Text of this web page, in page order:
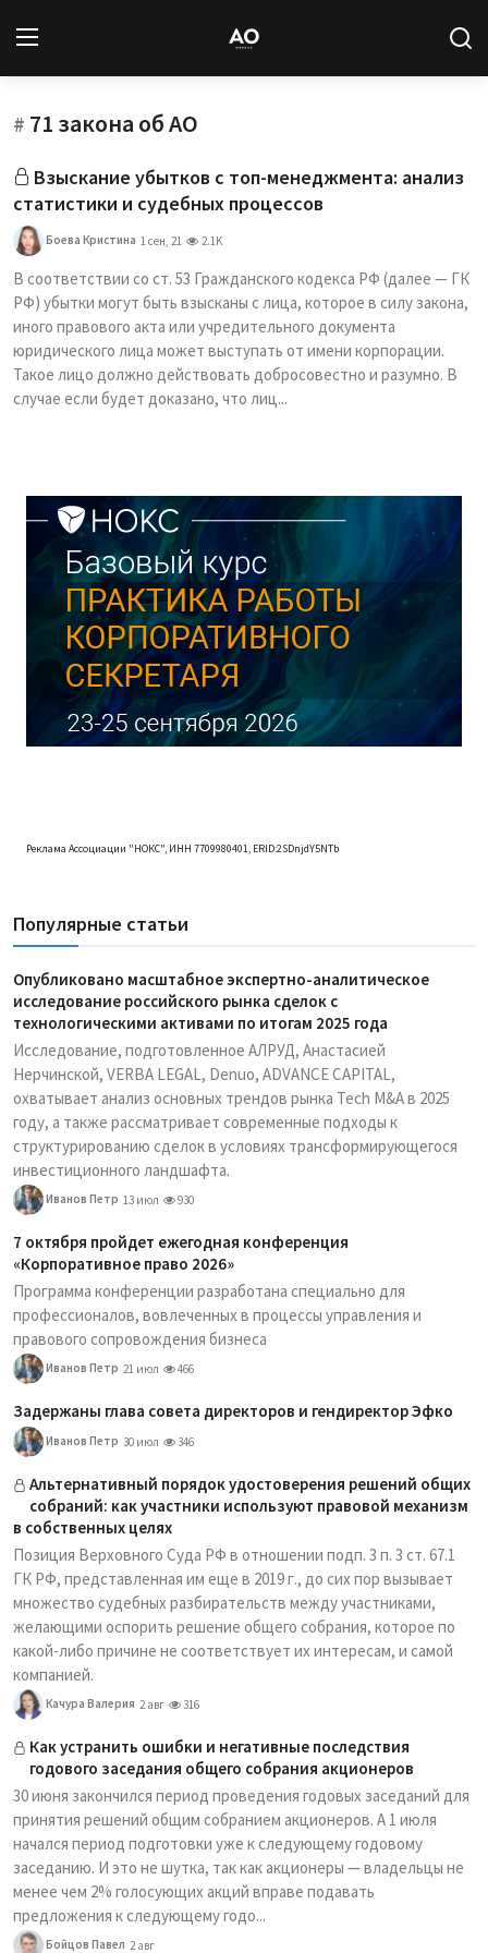
Вход
Новости
Статьи
Авторы
Архив
База знаний
# 71 закона об АО
Взыскание убытков с топ-менеджмента: анализ
статистики и судебных процессов
Боева Кристина 1 сен, 21 2.1K
В соответствии со ст. 53 Гражданского кодекса РФ (далее — ГК
РФ) убытки могут быть взысканы с лица, которое в силу закона,
иного правового акта или учредительного документа
юридического лица может выступать от имени корпорации.
Такое лицо должно действовать добросовестно и разумно. В
случае если будет доказано, что лиц...
Реклама Ассоциации "НОКС", ИНН 7709980401, ERID:2SDnjdY5NTb
Популярные статьи
Опубликовано масштабное экспертно-аналитическое
исследование российского рынка сделок с
технологическими активами по итогам 2025 года
Исследование, подготовленное АЛРУД, Анастасией
Нерчинской, VERBA LEGAL, Denuo, ADVANCE CAPITAL,
охватывает анализ основных трендов рынка Tech M&A в 2025
году, а также рассматривает современные подходы к
структурированию сделок в условиях трансформирующегося
инвестиционного ландшафта.
Иванов Петр 13 июл 930
7 октября пройдет ежегодная конференция
«Корпоративное право 2026»
Программа конференции разработана специально для
профессионалов, вовлеченных в процессы управления и
правового сопровождения бизнеса
Иванов Петр 21 июл 466
Задержаны глава совета директоров и гендиректор Эфко
Иванов Петр 30 июл 346
Альтернативный порядок удостоверения решений общих
собраний: как участники используют правовой механизм
в собственных целях
Позиция Верховного Суда РФ в отношении подп. 3 п. 3 ст. 67.1
ГК РФ, представленная им еще в 2019 г., до сих пор вызывает
множество судебных разбирательств между участниками,
желающими оспорить решение общего собрания, которое по
какой-либо причине не соответствует их интересам, и самой
компанией.
Качура Валерия 2 авг 316
Как устранить ошибки и негативные последствия
годового заседания общего собрания акционеров
30 июня закончился период проведения годовых заседаний для
принятия решений общим собранием акционеров. А 1 июля
начался период подготовки уже к следующему годовому
заседанию. И это не шутка, так как акционеры — владельцы не
менее чем 2% голосующих акций вправе подавать
предложения к следующему годо...
Бойцов Павел 2 авг